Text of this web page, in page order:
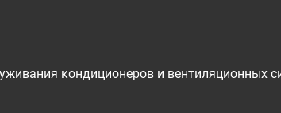
кондиционеров и вентиляционных